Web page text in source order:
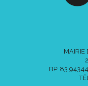
MAIRIE
BP. 83